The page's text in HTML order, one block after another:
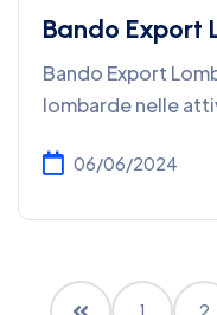
Bando Export
Bando Export
lombarde nelle
06/06/2024
1 2